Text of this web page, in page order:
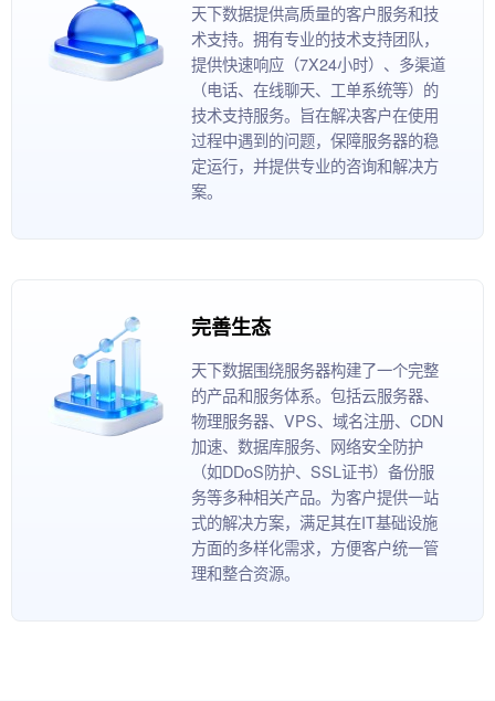
天下数据提供高质量的客户服务和技
术支持。拥有专业的技术支持团队，
提供快速响应（7X24小时）、多渠道
（电话、在线聊天、工单系统等）的
技术支持服务。旨在解决客户在使用
过程中遇到的问题，保障服务器的稳
定运行，并提供专业的咨询和解决方
案。
完善生态
天下数据围绕服务器构建了一个完整
的产品和服务体系。包括云服务器、
物理服务器、VPS、域名注册、CDN
加速、数据库服务、网络安全防护
（如DDoS防护、SSL证书）备份服
务等多种相关产品。为客户提供一站
式的解决方案，满足其在IT基础设施
方面的多样化需求，方便客户统一管
理和整合资源。